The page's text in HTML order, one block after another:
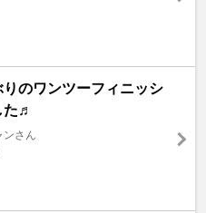
りのワンツーフィニッシ
た♬
ンさん